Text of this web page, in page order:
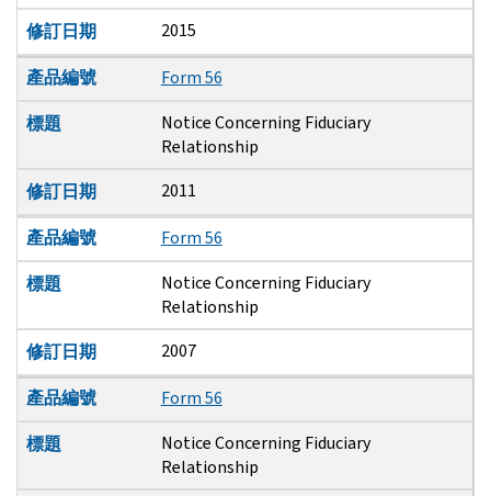
修訂日期
2015
產品編號
Form 56
標題
Notice Concerning Fiduciary
Relationship
修訂日期
2011
產品編號
Form 56
標題
Notice Concerning Fiduciary
Relationship
修訂日期
2007
產品編號
Form 56
標題
Notice Concerning Fiduciary
Relationship